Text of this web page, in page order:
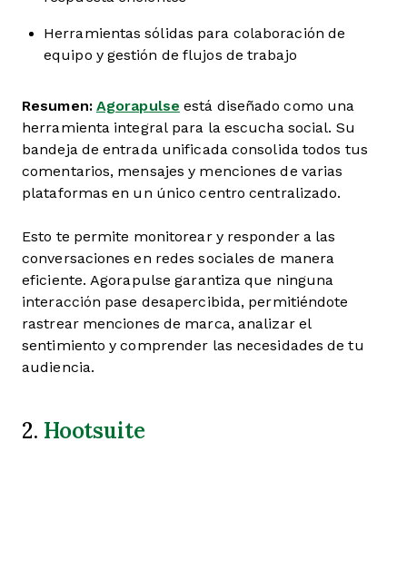
Herramientas sólidas para colaboración de
equipo y gestión de flujos de trabajo
Resumen: Agorapulse está diseñado como una
herramienta integral para la escucha social. Su
bandeja de entrada unificada consolida todos tus
comentarios, mensajes y menciones de varias
plataformas en un único centro centralizado.
Esto te permite monitorear y responder a las
conversaciones en redes sociales de manera
eficiente. Agorapulse garantiza que ninguna
interacción pase desapercibida, permitiéndote
rastrear menciones de marca, analizar el
sentimiento y comprender las necesidades de tu
audiencia.
2. Hootsuite